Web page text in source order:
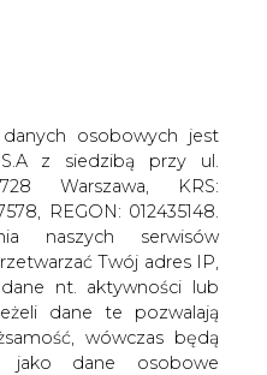
A A
ZALOGUJ SIĘ
osobowych jest
z siedzibą przy ul.
Warszawa, KRS:
REGON: 012435148.
naszych serwisów
Twój adres IP,
nt. aktywności lub
dane te pozwalają
wówczas będą
jako dane osobowe